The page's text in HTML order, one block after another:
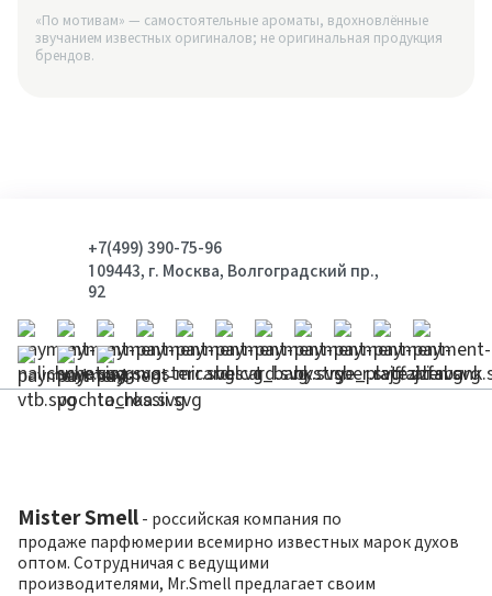
«По мотивам» — самостоятельные ароматы, вдохновлённые
звучанием известных оригиналов; не оригинальная продукция
брендов.
+7(499) 390-75-96
109443, г. Москва, Волгоградский пр.,
92
Mister Smell - российская компания по
продаже парфюмерии всемирно известных марок духов
оптом. Сотрудничая с ведущими
производителями, Mr.Smell предлагает своим